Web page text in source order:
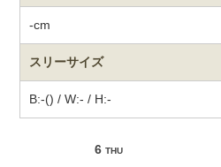
-cm
スリーサイズ
B:-() / W:- / H:-
6 THU